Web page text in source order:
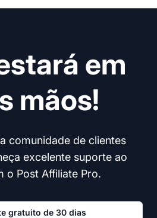
em
mãos!
comunidade de clientes
excelente suporte ao
o Post Affiliate Pro.
gratuito de 30 dias